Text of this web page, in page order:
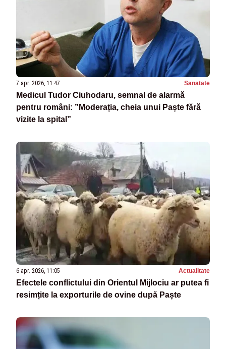
7 apr. 2026, 11:47 Sanatate
Medicul Tudor Ciuhodaru, semnal de alarmă
pentru români: ”Moderația, cheia unui Paște fără
vizite la spital”
6 apr. 2026, 11:05 Actualitate
Efectele conflictului din Orientul Mijlociu ar putea fi
resimțite la exporturile de ovine după Paște